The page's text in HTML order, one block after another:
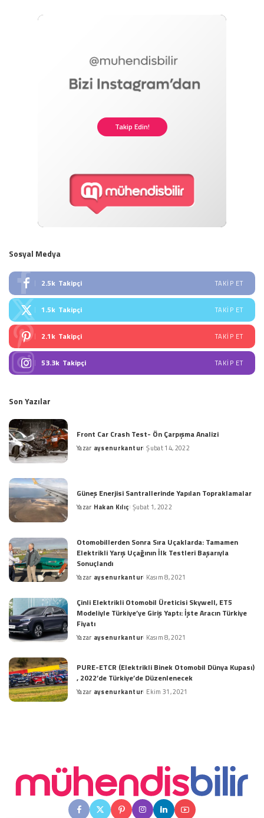
Takip Edin!
Sosyal Medya
2.5k Takipçi TAKIP ET
1.5k Takipçi TAKIP ET
2.1k Takipçi TAKIP ET
53.3k Takipçi TAKIP ET
Son Yazılar
Front Car Crash Test- Ön Çarpışma Analizi
Posted
Yazar aysenurkantur Şubat 14, 2022
Güneş Enerjisi Santrallerinde Yapılan Topraklamalar
Posted
Yazar Hakan Kılıç Şubat 1, 2022
Otomobillerden Sonra Sıra Uçaklarda: Tamamen
Elektrikli Yarış Uçağının İlk Testleri Başarıyla
Sonuçlandı
Posted
Yazar aysenurkantur Kasım 8, 2021
Çinli Elektrikli Otomobil Üreticisi Skywell, ET5
Modeliyle Türkiye’ye Giriş Yaptı: İşte Aracın Türkiye
Fiyatı
Posted
Yazar aysenurkantur Kasım 8, 2021
PURE-ETCR (Elektrikli Binek Otomobil Dünya Kupası)
, 2022’de Türkiye’de Düzenlenecek
Posted
Yazar aysenurkantur Ekim 31, 2021